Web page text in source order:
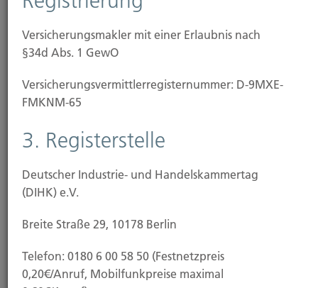
Schadenmanagement, Backoffice und Angebotswesen
Versicherungsmakler mit einer Erlaubnis nach
§34d Abs. 1 GewO
Versicherungs­vermittler­registernummer: D-9MXE-
FMKNM-65
3. Registerstelle
Deutscher Industrie- und Handelskammertag
(DIHK) e.V.
Breite Straße 29, 10178 Berlin
Telefon: 0180 6 00 58 50 (Festnetzpreis
0,20€/Anruf, Mobilfunkpreise maximal